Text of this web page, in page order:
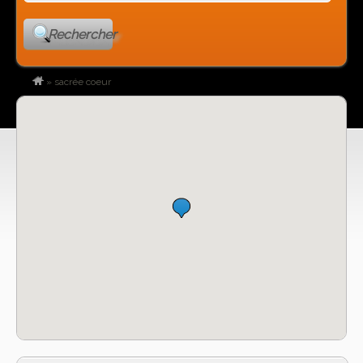
Rechercher
» sacrée coeur